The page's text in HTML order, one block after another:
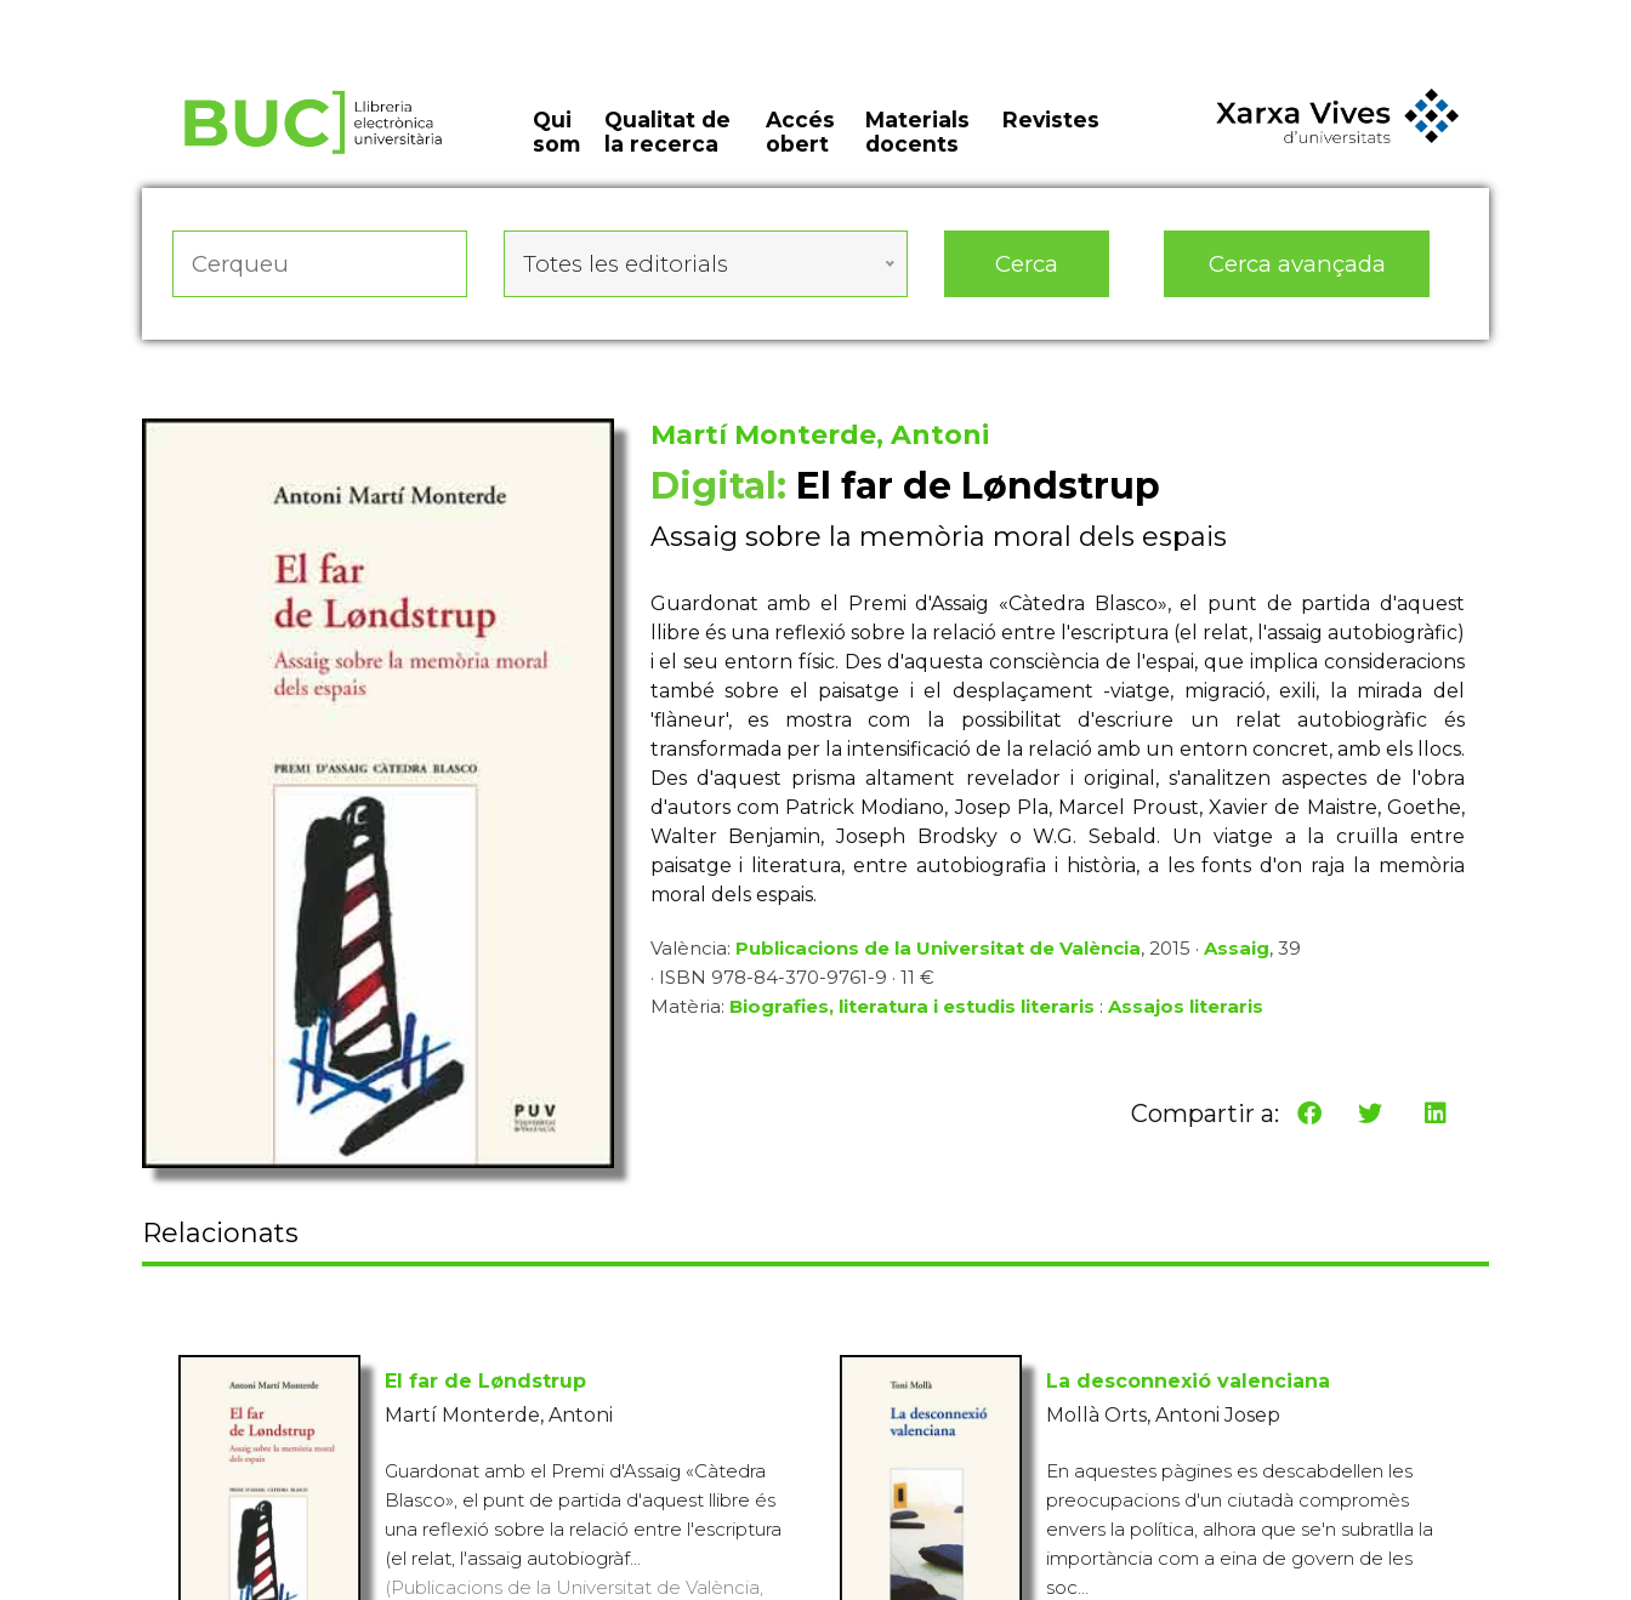
Qui
som
Qualitat de
la recerca
Accés
obert
Materials
docents
Revistes
Totes les editorials Cerca Cerca avançada
Martí Monterde, Antoni
Digital: El far de Løndstrup
Assaig sobre la memòria moral dels espais
Guardonat amb el Premi d'Assaig «Càtedra Blasco», el punt de partida d'aquest
llibre és una reflexió sobre la relació entre l'escriptura (el relat, l'assaig autobiogràfic)
i el seu entorn físic. Des d'aquesta consciència de l'espai, que implica consideracions
també sobre el paisatge i el desplaçament -viatge, migració, exili, la mirada del
'flàneur', es mostra com la possibilitat d'escriure un relat autobiogràfic és
transformada per la intensificació de la relació amb un entorn concret, amb els llocs.
Des d'aquest prisma altament revelador i original, s'analitzen aspectes de l'obra
d'autors com Patrick Modiano, Josep Pla, Marcel Proust, Xavier de Maistre, Goethe,
Walter Benjamin, Joseph Brodsky o W.G. Sebald. Un viatge a la cruïlla entre
paisatge i literatura, entre autobiografia i història, a les fonts d'on raja la memòria
moral dels espais.
València: Publicacions de la Universitat de València, 2015 · Assaig, 39
· ISBN 978-84-370-9761-9 · 11 €
Matèria: Biografies, literatura i estudis literaris : Assajos literaris
Compartir a:
Relacionats
El far de Løndstrup
Martí Monterde, Antoni
Guardonat amb el Premi d'Assaig «Càtedra
Blasco», el punt de partida d'aquest llibre és
una reflexió sobre la relació entre l'escriptura
(el relat, l'assaig autobiogràf...
(Publicacions de la Universitat de València,
La desconnexió valenciana
Mollà Orts, Antoni Josep
En aquestes pàgines es descabdellen les
preocupacions d'un ciutadà compromès
envers la política, alhora que se'n subratlla la
importància com a eina de govern de les
soc...